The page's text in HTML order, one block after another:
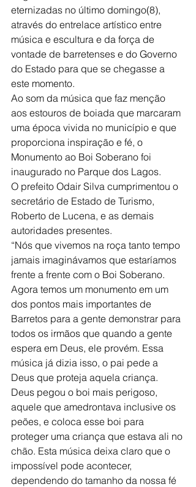
eternizadas no último domingo(8),
através do entrelace artístico entre
música e escultura e da força de
vontade de barretenses e do Governo
do Estado para que se chegasse a
este momento.
Ao som da música que faz menção
aos estouros de boiada que marcaram
uma época vivida no município e que
proporciona inspiração e fé, o
Monumento ao Boi Soberano foi
inaugurado no Parque dos Lagos.
O prefeito Odair Silva cumprimentou o
secretário de Estado de Turismo,
Roberto de Lucena, e as demais
autoridades presentes.
“Nós que vivemos na roça tanto tempo
jamais imaginávamos que estaríamos
frente a frente com o Boi Soberano.
Agora temos um monumento em um
dos pontos mais importantes de
Barretos para a gente demonstrar para
todos os irmãos que quando a gente
espera em Deus, ele provém. Essa
música já dizia isso, o pai pede a
Deus que proteja aquela criança.
Deus pegou o boi mais perigoso,
aquele que amedrontava inclusive os
peões, e coloca esse boi para
proteger uma criança que estava ali no
chão. Esta música deixa claro que o
impossível pode acontecer,
dependendo do tamanho da nossa fé